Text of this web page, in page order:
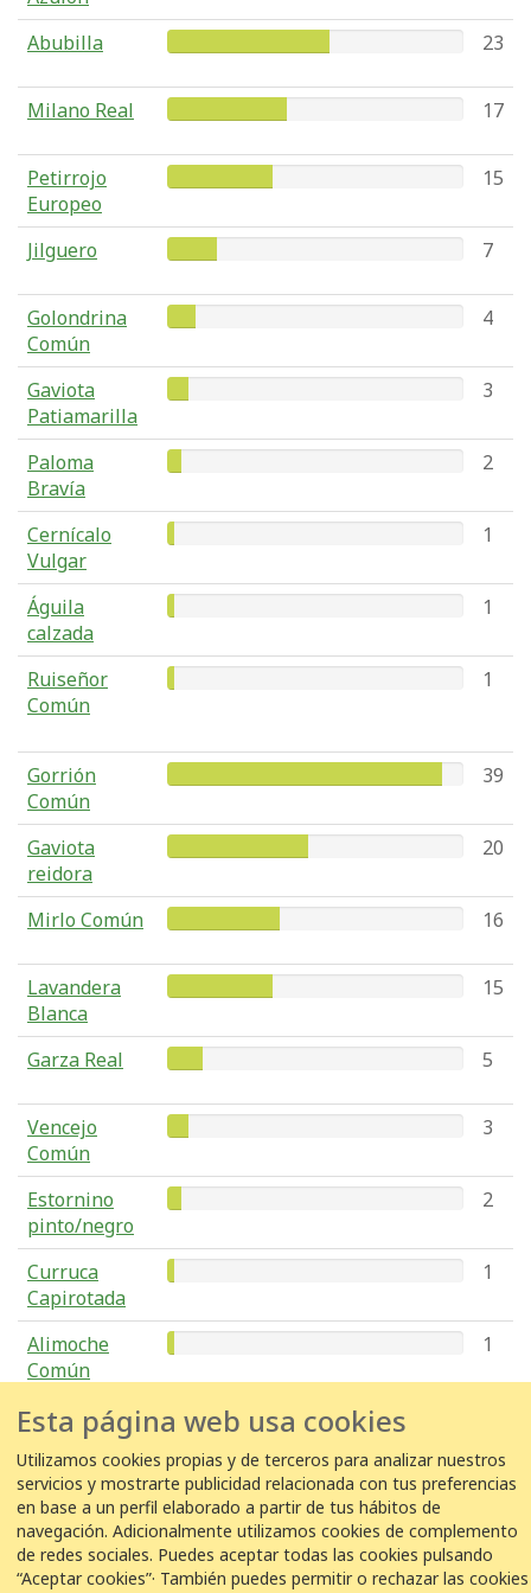
Abubilla
23
Milano Real 17
Petirrojo
Europeo
15
Jilguero 7
Golondrina
Común
4
Gaviota
Patiamarilla
3
Paloma
Bravía
2
Cernícalo
Vulgar
1
Águila
calzada
1
Ruiseñor
Común
1
Gorrión
Común
39
Gaviota
reidora
20
Mirlo Común 16
Lavandera
Blanca
15
Garza Real 5
Vencejo
Común
3
Estornino
pinto/negro
2
Curruca
Capirotada
1
Alimoche
Común
1
Garcilla
Bueyera
COLABORACIÓN
Esta página web usa cookies
Utilizamos cookies propias y de terceros para analizar nuestros
servicios y mostrarte publicidad relacionada con tus preferencias
en base a un perfil elaborado a partir de tus hábitos de
navegación. Adicionalmente utilizamos cookies de complemento
de redes sociales. Puedes aceptar todas las cookies pulsando
“Aceptar cookies”· También puedes permitir o rechazar las cookies